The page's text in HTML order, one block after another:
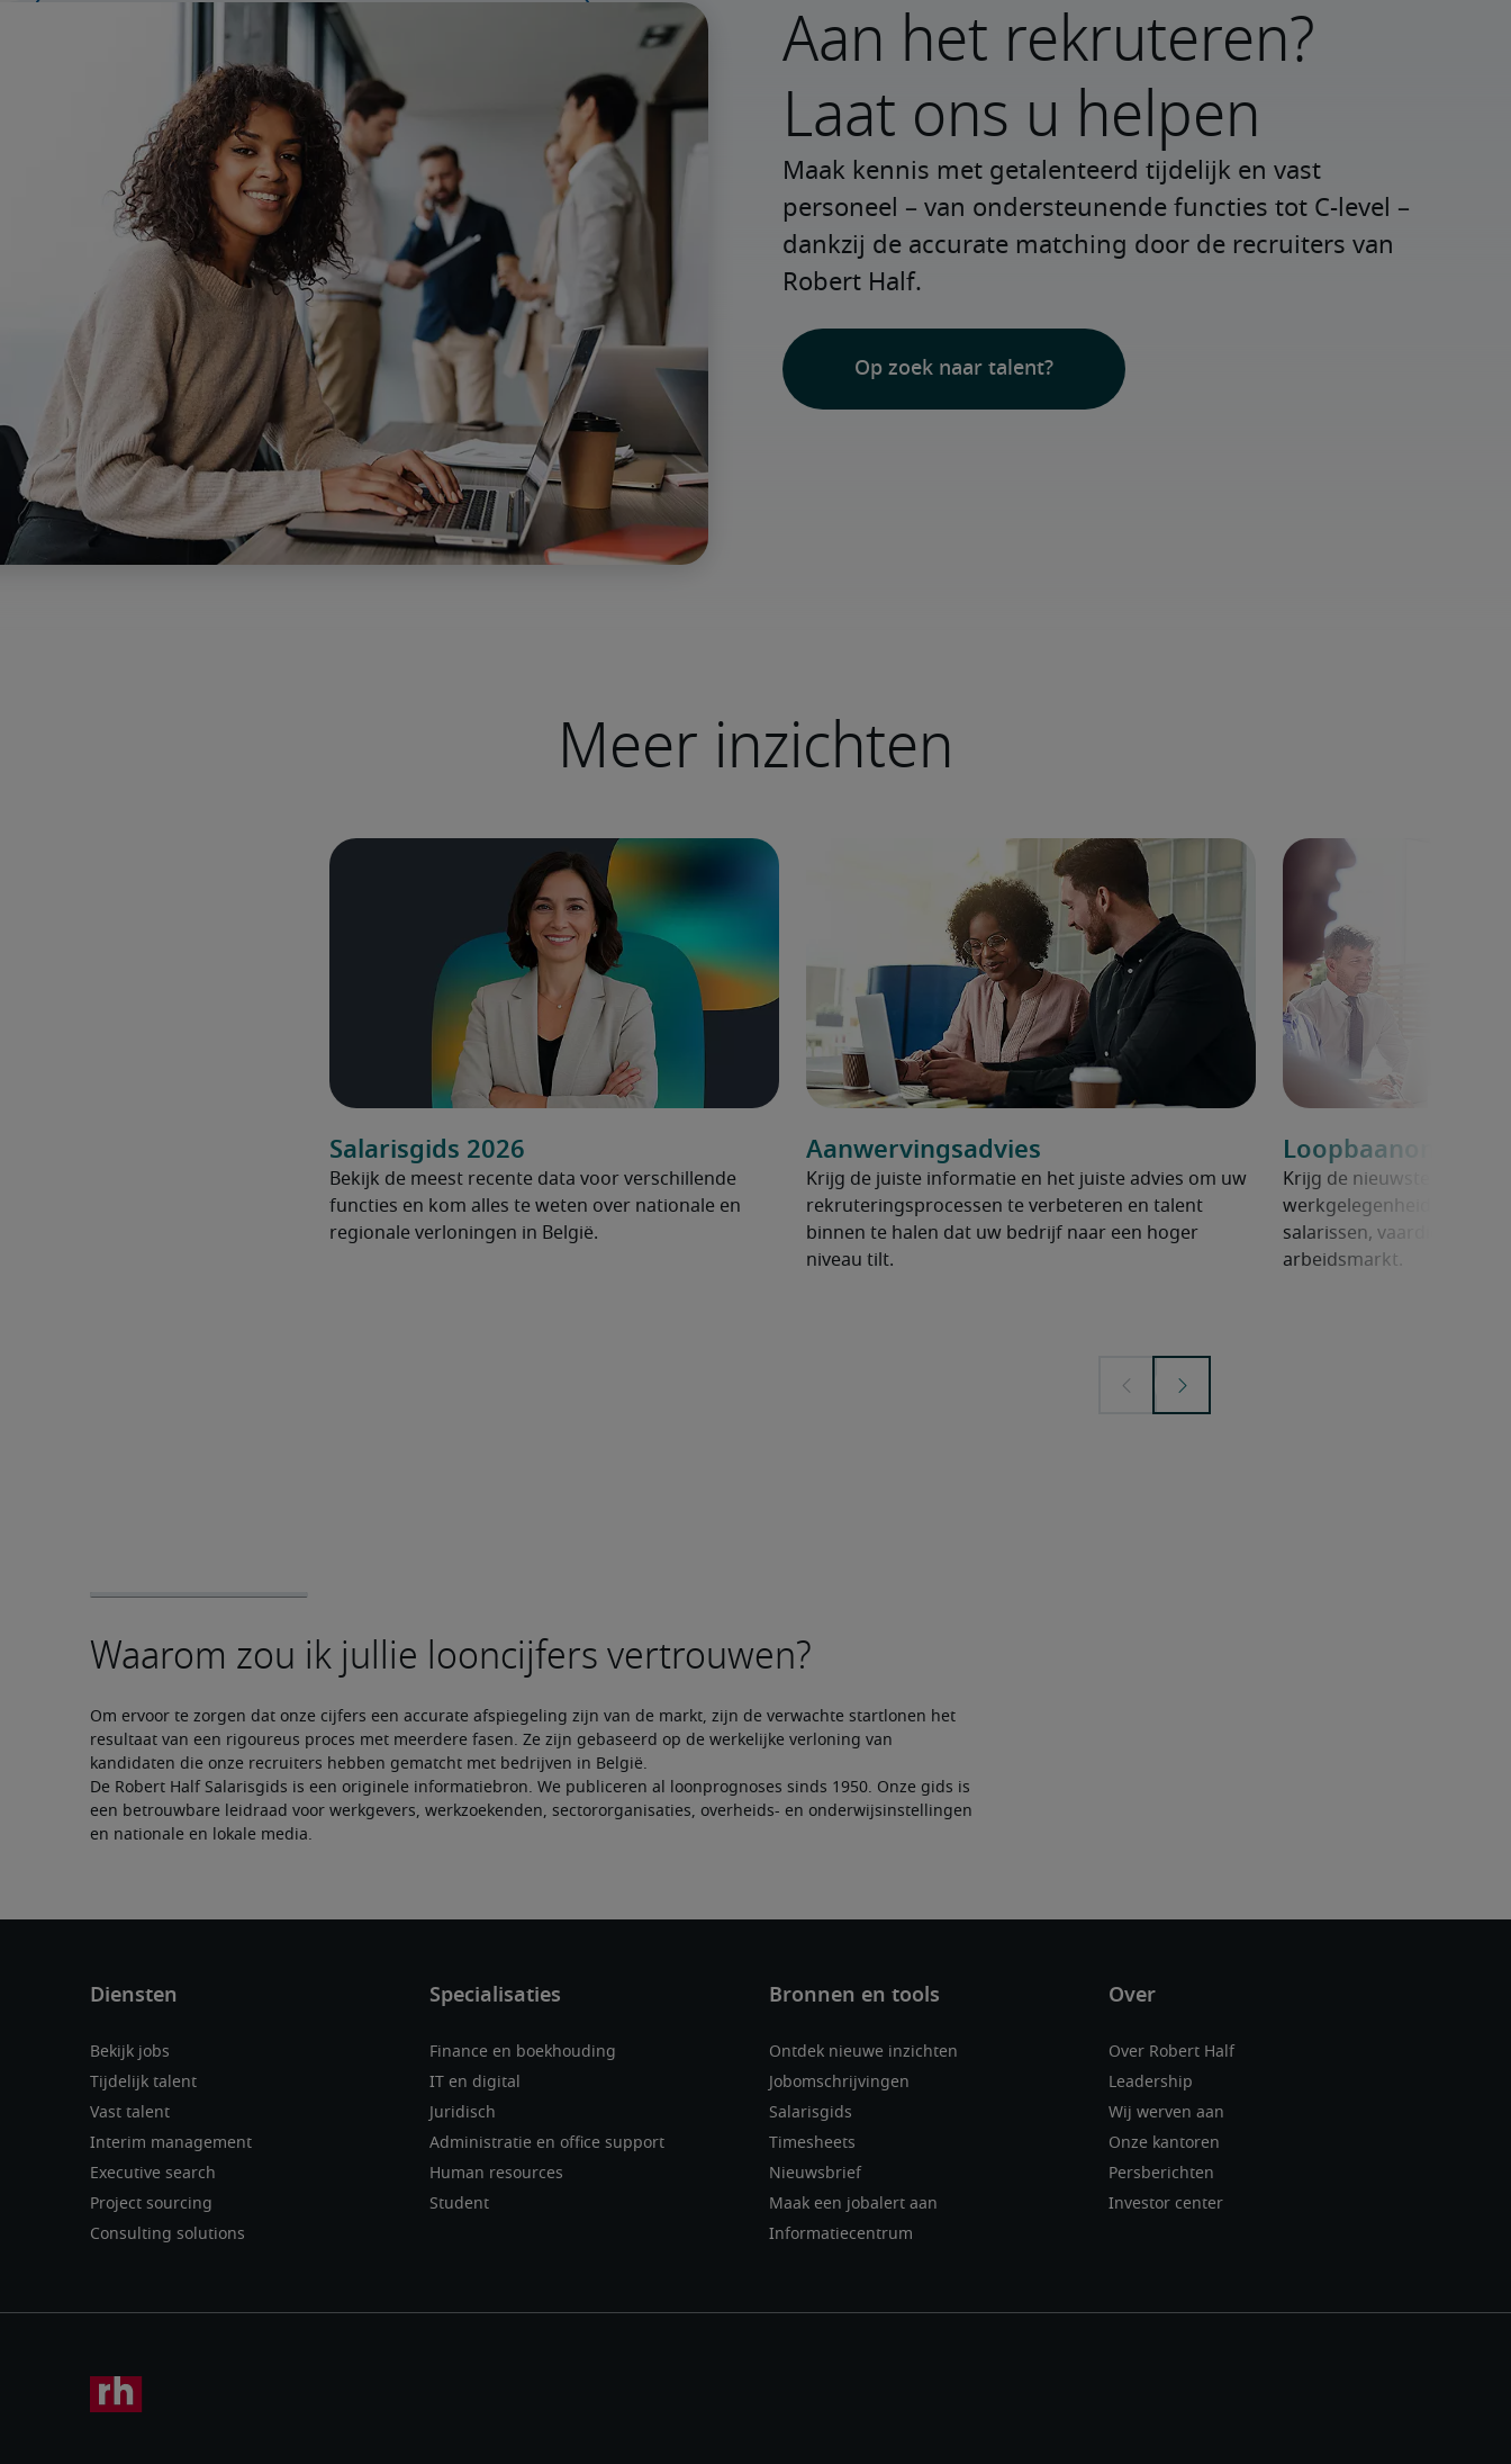
Aan het rekruteren?
Laat ons u helpen
Maak kennis met getalenteerd tijdelijk en vast
personeel – van ondersteunende functies tot C-level –
dankzij de accurate matching door de recruiters van
Robert Half.
Op zoek naar talent?
Meer inzichten
Salarisgids 2026
Bekijk de meest recente data voor verschillende
functies en kom alles te weten over nationale en
regionale verloningen in België.
Aanwervingsadvies
Krijg de juiste informatie en het juiste advies om uw
rekruteringsprocessen te verbeteren en talent
binnen te halen dat uw bedrijf naar een hoger
niveau tilt.
Krijg de nieuwste
werkgelegenheidstrends
salarissen, vaardigheden
arbeidsmarkt.
Om ervoor te zorgen dat onze cijfers een accurate afspiegeling zijn van de markt, zijn de verwachte startlonen het
resultaat van een rigoureus proces met meerdere fasen. Ze zijn gebaseerd op de werkelijke verloning van
kandidaten die onze recruiters hebben gematcht met bedrijven in België.
De Robert Half Salarisgids is een originele informatiebron. We publiceren al loonprognoses sinds 1950. Onze gids is
een betrouwbare leidraad voor werkgevers, werkzoekenden, sectororganisaties, overheids- en onderwijsinstellingen
en nationale en lokale media.
Bekijk jobs
Tijdelijk talent
Vast talent
Interim management
Executive search
Project sourcing
Consulting solutions
Finance en boekhouding
IT en digital
Juridisch
Administratie en office support
Human resources
Student
Ontdek nieuwe inzichten
Jobomschrijvingen
Salarisgids
Timesheets
Nieuwsbrief
Maak een jobalert aan
Informatiecentrum
Over Robert Half
Leadership
Wij werven aan
Onze kantoren
Persberichten
Investor center